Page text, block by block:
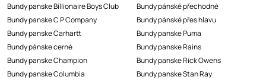
Bundy panske Billionaire Boys Club
Bundy panske C P Company
Bundy panske Carhartt
Bundy pánske cerné
Bundy panske Champion
Bundy panske Columbia
Bundy pánské přechodné
Bundy pánské přes hlavu
Bundy panske Puma
Bundy panske Rains
Bundy panske Rick Owens
Bundy panske Stan Ray